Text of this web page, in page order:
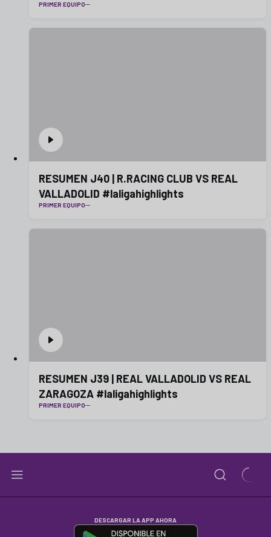
PRIMER EQUIPO
RESUMEN J40 | R.RACING CLUB VS REAL
VALLADOLID #laligahighlights
PRIMER EQUIPO
RESUMEN J39 | REAL VALLADOLID VS REAL
ZARAGOZA #laligahighlights
PRIMER EQUIPO
DESCARGAR LA APP AHORA